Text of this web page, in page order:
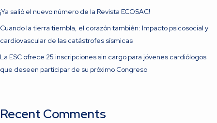
¡Ya salió el nuevo número de la Revista ECOSAC!
Cuando la tierra tiembla, el corazón también: Impacto psicosocial y
cardiovascular de las catástrofes sísmicas
La ESC ofrece 25 inscripciones sin cargo para jóvenes cardiólogos
que deseen participar de su próximo Congreso
Recent Comments